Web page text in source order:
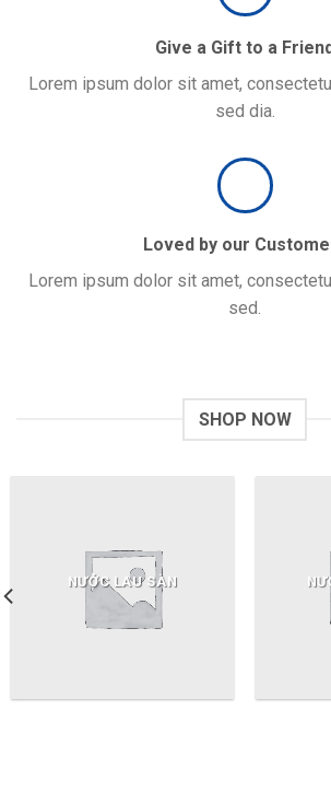
Give a Gift to a
Lorem ipsum dolor sit amet,
sed dia.
Loved by our
Lorem ipsum dolor sit amet,
sed.
SHOP NOW
NƯỚC LAU SÀN